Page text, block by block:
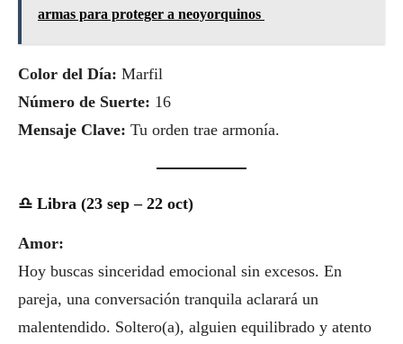
armas para proteger a neoyorquinos
Color del Día: Marfil
Número de Suerte: 16
Mensaje Clave: Tu orden trae armonía.
♎ Libra (23 sep – 22 oct)
Amor:
Hoy buscas sinceridad emocional sin excesos. En
pareja, una conversación tranquila aclarará un
malentendido. Soltero(a), alguien equilibrado y atento